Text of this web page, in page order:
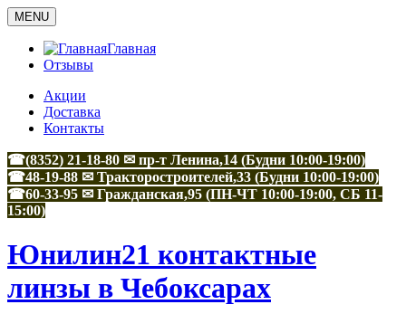
MENU
Главная
Отзывы
Акции
Доставка
Контакты
☎(8352) 21-18-80 ✉ пр-т Ленина,14 (Будни 10:00-19:00)
☎48-19-88 ✉ Тракторостроителей,33 (Будни 10:00-19:00)
☎60-33-95 ✉ Гражданская,95 (ПН-ЧТ 10:00-19:00, СБ 11-
15:00)
Юнилин21 контактные
линзы в Чебоксарах